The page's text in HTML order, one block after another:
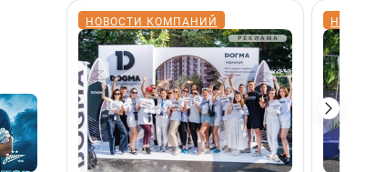
НОВОСТИ КОМПАНИЙ